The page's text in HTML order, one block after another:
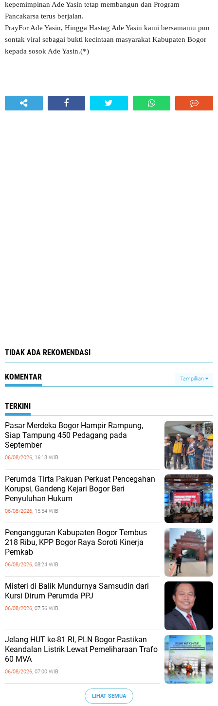
kepemimpinan Ade Yasin tetap membangun dan Program
Pancakarsa terus berjalan.
PrayFor Ade Yasin, Hingga Hastag Ade Yasin kami bersamamu pun
sontak viral sebagai bukti kecintaan masyarakat Kabupaten Bogor
kepada sosok Ade Yasin.(*)
TIDAK ADA REKOMENDASI
KOMENTAR Tampilkan
TERKINI
Pasar Merdeka Bogor Hampir Rampung,
Siap Tampung 450 Pedagang pada
September
06/08/2026, 16:13 WIB
Perumda Tirta Pakuan Perkuat Pencegahan
Korupsi, Gandeng Kejari Bogor Beri
Penyuluhan Hukum
06/08/2026, 15:54 WIB
Pengangguran Kabupaten Bogor Tembus
218 Ribu, KPP Bogor Raya Soroti Kinerja
Pemkab
06/08/2026, 08:24 WIB
Misteri di Balik Mundurnya Samsudin dari
Kursi Dirum Perumda PPJ
06/08/2026, 07:56 WIB
Jelang HUT ke-81 RI, PLN Bogor Pastikan
Keandalan Listrik Lewat Pemeliharaan Trafo
60 MVA
06/08/2026, 07:00 WIB
LIHAT SEMUA